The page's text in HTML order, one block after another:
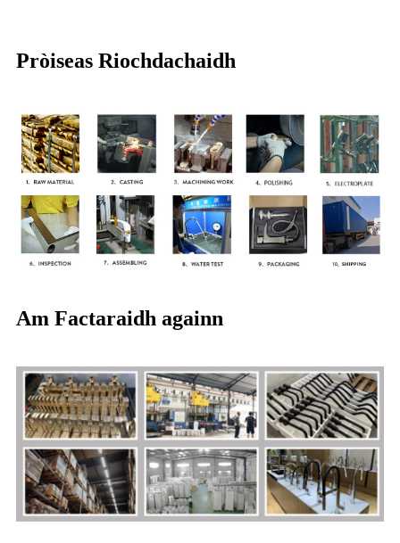
Pròiseas Riochdachaidh
Am Factaraidh againn